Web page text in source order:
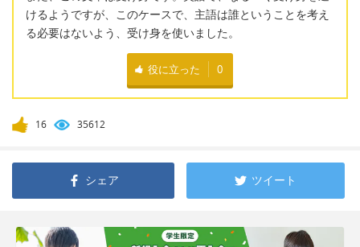
けるようですが、このケースで、主語は誰ということを考え
る必要はないよう、受け身を使いました。
役に立った 0
16 35612
シェア ツイート